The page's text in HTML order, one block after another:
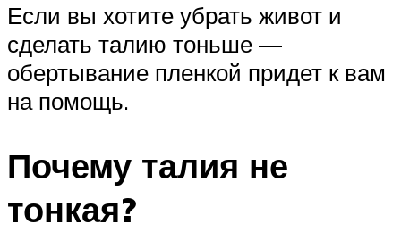
Если вы хотите убрать живот и
сделать талию тоньше —
обертывание пленкой придет к вам
на помощь.
Почему талия не
тонкая?